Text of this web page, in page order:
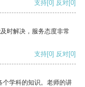
支持[0] 反对[0]
时解决，服务态度非常
支持[0] 反对[0]
个学科的知识。老师的讲